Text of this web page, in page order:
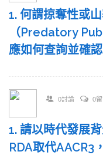
1. 何謂掠奪性或
（Predatory
應如何查詢並確
0討論 0
1. 請以時代發展
RDA取代AACR3